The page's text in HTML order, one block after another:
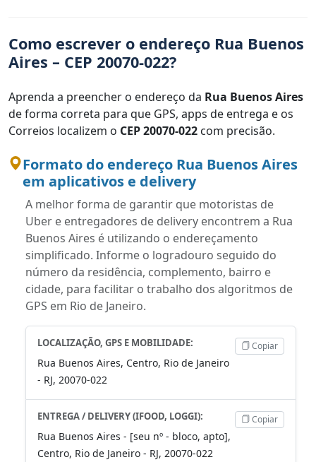
Como escrever o endereço Rua Buenos
Aires – CEP 20070-022?
Aprenda a preencher o endereço da Rua Buenos Aires
de forma correta para que GPS, apps de entrega e os
Correios localizem o CEP 20070-022 com precisão.
Formato do endereço Rua Buenos Aires
em aplicativos e delivery
A melhor forma de garantir que motoristas de
Uber e entregadores de delivery encontrem a Rua
Buenos Aires é utilizando o endereçamento
simplificado. Informe o logradouro seguido do
número da residência, complemento, bairro e
cidade, para facilitar o trabalho dos algoritmos de
GPS em Rio de Janeiro.
LOCALIZAÇÃO, GPS E MOBILIDADE:
Rua Buenos Aires, Centro, Rio de Janeiro
- RJ, 20070-022
Copiar
ENTREGA / DELIVERY (IFOOD, LOGGI):
Rua Buenos Aires - [seu nº - bloco, apto],
Centro, Rio de Janeiro - RJ, 20070-022
Copiar